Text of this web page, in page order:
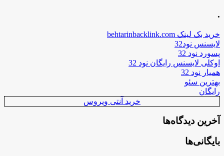
.
خرید بک لینک behtarinbacklink.com
لایسنس نود32
پسورد نود 32
اوکلی لایسنس رایگان نود 32
همیار نود 32
بهترین سئو
رایگان
خرید آنتی ویروس
آخرین دیدگاه‌ها
بایگانی‌ها